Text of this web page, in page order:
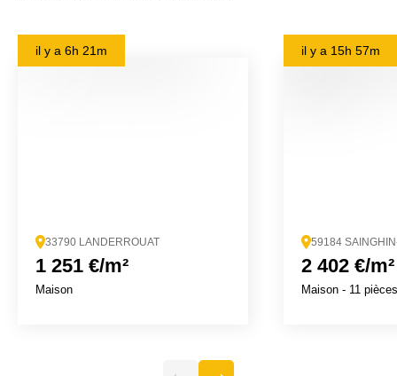
il y a 6h 21m
33790 LANDERROUAT
1 251 €/m²
Maison
il y a 15h 57m
59184
2 402 €/m²
Maison - 11 pièces